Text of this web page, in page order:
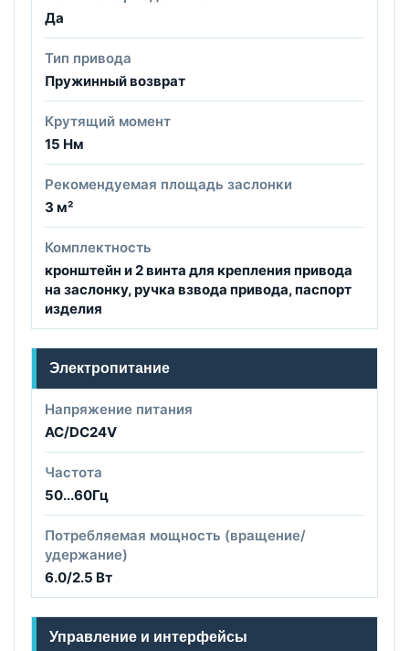
Да
Тип привода
Пружинный возврат
Крутящий момент
15 Нм
Рекомендуемая площадь заслонки
3 м²
Комплектность
кронштейн и 2 винта для крепления привода
на заслонку, ручка взвода привода, паспорт
изделия
Электропитание
Напряжение питания
AC/DC24V
Частота
50...60Гц
Потребляемая мощность (вращение/
удержание)
6.0/2.5 Вт
Управление и интерфейсы